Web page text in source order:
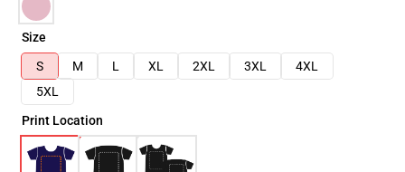
Size
S
M L XL 2XL 3XL
4XL
5XL
Print Location